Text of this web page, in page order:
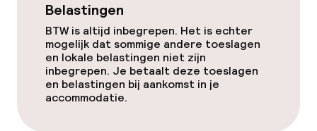
Conferentieruimte
Beleid
Overal rookvrij
Belastingen
BTW is altijd inbegrepen. Het is echter
mogelijk dat sommige andere toeslagen
en lokale belastingen niet zijn
inbegrepen. Je betaalt deze toeslagen
en belastingen bij aankomst in je
accommodatie.